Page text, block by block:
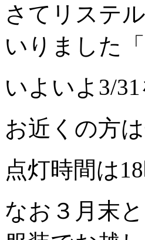
さてリステ
いりました
いよいよ3/
お近くの方
点灯時間は
なお３月末